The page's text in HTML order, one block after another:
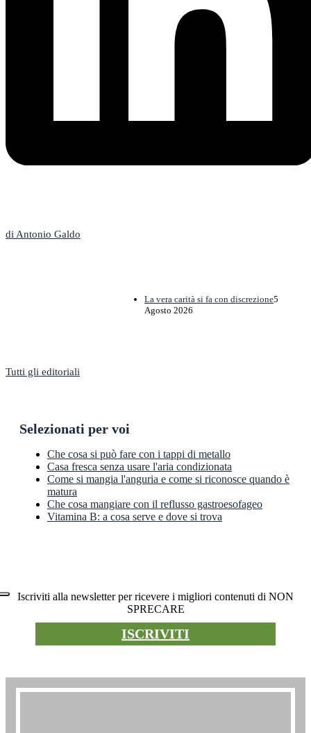
di Antonio Galdo
La vera carità si fa con discrezione5
Agosto 2026
Tutti gli editoriali
Selezionati per voi
Che cosa si può fare con i tappi di metallo
Casa fresca senza usare l'aria condizionata
Come si mangia l'anguria e come si riconosce quando è
matura
Che cosa mangiare con il reflusso gastroesofageo
Vitamina B: a cosa serve e dove si trova
Iscriviti alla newsletter per ricevere i migliori contenuti di NON
SPRECARE
ISCRIVITI